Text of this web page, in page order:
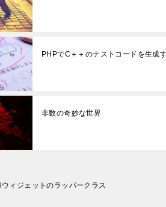
PHPでC＋＋のテストコードを生成
非数の奇妙な世界
ィジェットのラッパークラス